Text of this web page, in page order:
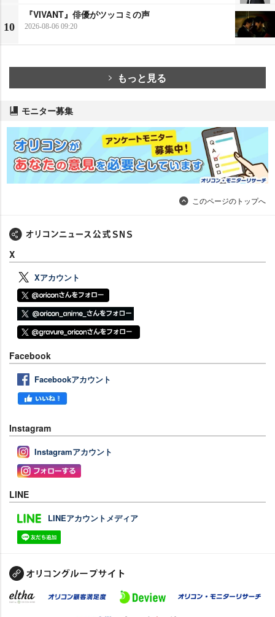
10
『VIVANT』俳優がツッコミの声
2026-08-06 09:20
もっと見る
モニター募集
このページのトップへ
X
Xアカウント
Facebook
Facebookアカウント
Instagram
Instagramアカウント
LINE
LINEアカウントメディア